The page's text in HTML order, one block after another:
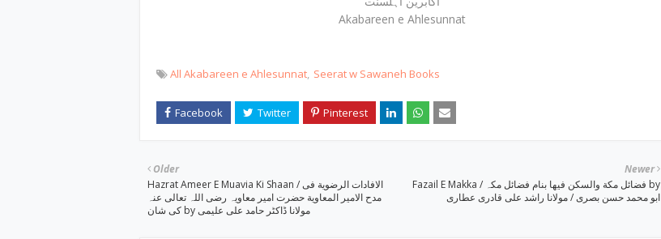
Akabareen e Ahlesunnat
All Akabareen e Ahlesunnat Seerat w Sawaneh Books
Newer
Fazail E Makka / فضائل مکة والسکن فیھا بنام فضائل مکہ by
ابو محمد حسن بصری / مولانا راشد علی قادری عطاری
Older
Hazrat Ameer E Muavia Ki Shaan / الافادات الرضویة فی
مدح الامیر المعاویة حضرت امیر معاویہ رضی اللہ تعالی عنہ
کی شان by مولانا ڈاکٹر حامد علی علیمی